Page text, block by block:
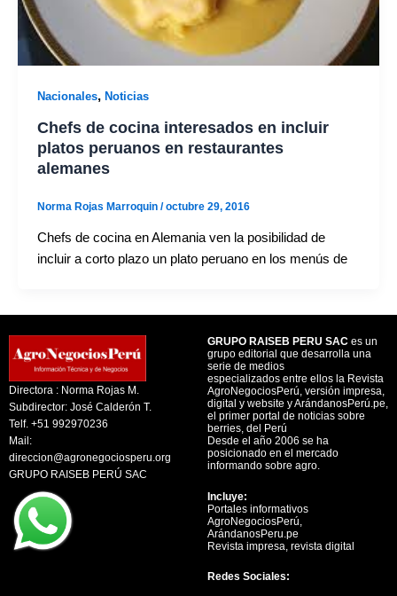
Nacionales, Noticias
Chefs de cocina interesados en incluir
platos peruanos en restaurantes
alemanes
Norma Rojas Marroquin /octubre 29, 2016
Chefs de cocina en Alemania ven la posibilidad de
incluir a corto plazo un plato peruano en los menús de
Directora : Norma Rojas M.
Subdirector: José Calderón T.
Telf. +51 992970236
Mail:
direccion@agronegociosperu.org
GRUPO RAISEB PERÚ SAC
GRUPO RAISEB PERU SAC es un
grupo editorial que desarrolla una
serie de medios
especializados entre ellos la Revista
AgroNegociosPerú, versión impresa,
digital y website y ArándanosPerú.pe,
el primer portal de noticias sobre
berries, del Perú
Desde el año 2006 se ha
posicionado en el mercado
informando sobre agro.
Incluye:
Portales informativos
AgroNegociosPerú,
ArándanosPeru.pe
Revista impresa, revista digital
Redes Sociales: